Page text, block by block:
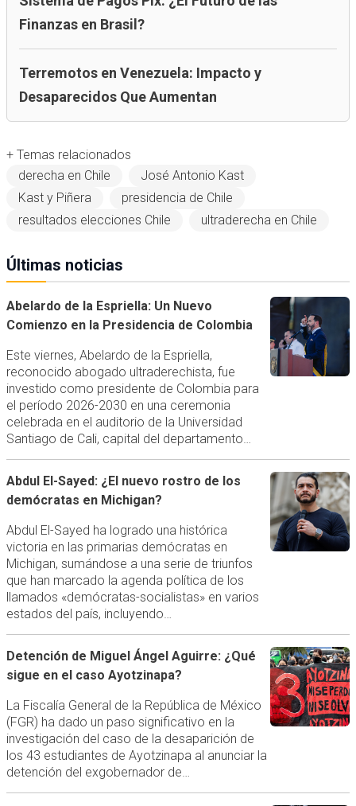
Finanzas en Brasil?
Terremotos en Venezuela: Impacto y
Desaparecidos Que Aumentan
+ Temas relacionados
derecha en Chile
José Antonio Kast
Kast y Piñera
presidencia de Chile
resultados elecciones Chile
ultraderecha en Chile
Últimas noticias
Abelardo de la Espriella: Un Nuevo
Comienzo en la Presidencia de Colombia
Este viernes, Abelardo de la Espriella,
reconocido abogado ultraderechista, fue
investido como presidente de Colombia para
el período 2026-2030 en una ceremonia
celebrada en el auditorio de la Universidad
Santiago de Cali, capital del departamento…
Abdul El-Sayed: ¿El nuevo rostro de los
demócratas en Michigan?
Abdul El-Sayed ha logrado una histórica
victoria en las primarias demócratas en
Michigan, sumándose a una serie de triunfos
que han marcado la agenda política de los
llamados «demócratas-socialistas» en varios
estados del país, incluyendo…
Detención de Miguel Ángel Aguirre: ¿Qué
sigue en el caso Ayotzinapa?
La Fiscalía General de la República de México
(FGR) ha dado un paso significativo en la
investigación del caso de la desaparición de
los 43 estudiantes de Ayotzinapa al anunciar la
detención del exgobernador de…